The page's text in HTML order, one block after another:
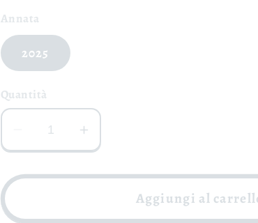
Annata
2025
Quantità
Diminuisci
quantità
per
Rosato
Aumenta
quantità
per
Aggiungi al